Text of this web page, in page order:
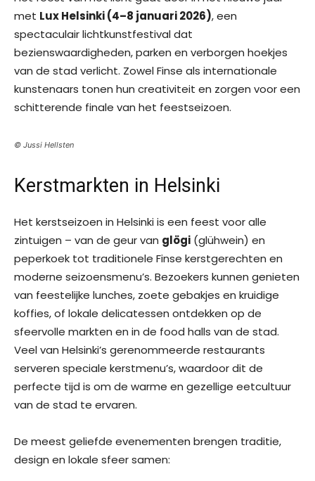
met Lux Helsinki (4–8 januari 2026), een
spectaculair lichtkunstfestival dat
bezienswaardigheden, parken en verborgen hoekjes
van de stad verlicht. Zowel Finse als internationale
kunstenaars tonen hun creativiteit en zorgen voor een
schitterende finale van het feestseizoen.
© Jussi Hellsten
Kerstmarkten in Helsinki
Het kerstseizoen in Helsinki is een feest voor alle
zintuigen – van de geur van glögi (glühwein) en
peperkoek tot traditionele Finse kerstgerechten en
moderne seizoensmenu’s. Bezoekers kunnen genieten
van feestelijke lunches, zoete gebakjes en kruidige
koffies, of lokale delicatessen ontdekken op de
sfeervolle markten en in de food halls van de stad.
Veel van Helsinki’s gerenommeerde restaurants
serveren speciale kerstmenu’s, waardoor dit de
perfecte tijd is om de warme en gezellige eetcultuur
van de stad te ervaren.
De meest geliefde evenementen brengen traditie,
design en lokale sfeer samen: